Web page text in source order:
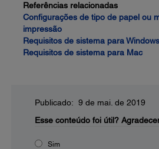
Referências relacionadas
Configurações de tipo de papel ou
impressão
Requisitos de sistema para Windows
Requisitos de sistema para Mac
Publicado: 9 de mai. de 2019
Esse conteúdo foi útil?
Sim